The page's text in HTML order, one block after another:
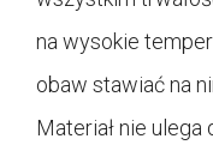
na wysokie
obaw stawiać na
Materiał nie